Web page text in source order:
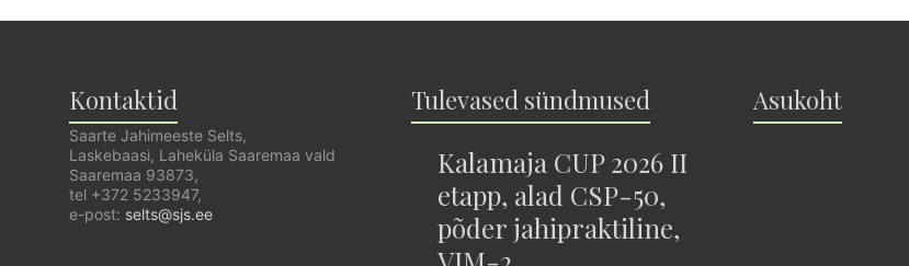
Kontaktid
Saarte Jahimeeste Selts,
Laskebaasi, Laheküla Saaremaa vald
Saaremaa 93873,
tel +372 5233947,
e-post: selts@sjs.ee
Tulevased sündmused
Kalamaja CUP 2026 II
etapp, alad CSP-50,
põder jahipraktiline,
Asukoht